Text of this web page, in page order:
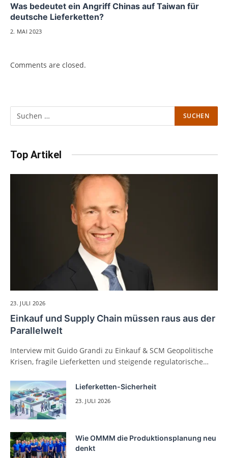
Was bedeutet ein Angriff Chinas auf Taiwan für
deutsche Lieferketten?
2. MAI 2023
Comments are closed.
Top Artikel
23. JULI 2026
Einkauf und Supply Chain müssen raus aus der
Parallelwelt
Interview mit Guido Grandi zu Einkauf & SCM Geopolitische
Krisen, fragile Lieferketten und steigende regulatorische…
Lieferketten-Sicherheit
23. JULI 2026
Wie OMMM die Produktionsplanung neu
denkt